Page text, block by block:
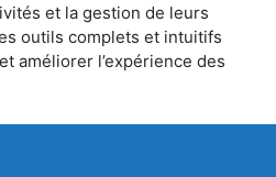
et la gestion de leurs
outils complets et intuitifs
améliorer l’expérience des